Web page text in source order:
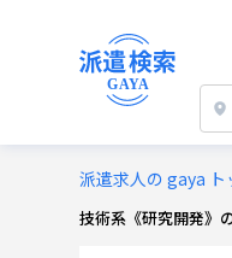
派遣求人の gaya ト
技術系《研究開発》